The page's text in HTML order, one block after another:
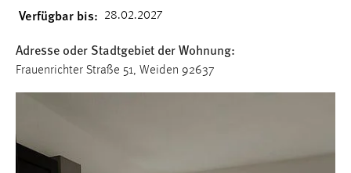
Verfügbar bis: 28.02.2027
Adresse oder Stadtgebiet der Wohnung:
Frauenrichter Straße 51, Weiden 92637
Cookie Laufzeit:
Zweck: